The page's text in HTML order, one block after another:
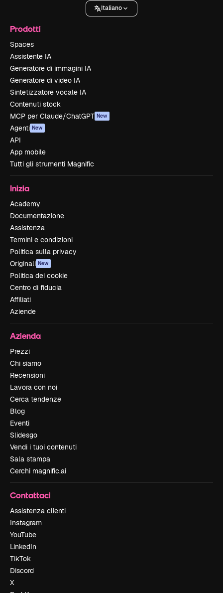
Italiano
Prodotti
Spaces
Assistente IA
Generatore di immagini IA
Generatore di video IA
Sintetizzatore vocale IA
Contenuti stock
MCP per Claude/ChatGPT New
Agenti New
API
App mobile
Tutti gli strumenti Magnific
Inizia
Academy
Documentazione
Assistenza
Termini e condizioni
Politica sulla privacy
Originali New
Politica dei cookie
Centro di fiducia
Affiliati
Aziende
Azienda
Prezzi
Chi siamo
Recensioni
Lavora con noi
Cerca tendenze
Blog
Eventi
Slidesgo
Vendi i tuoi contenuti
Sala stampa
Cerchi magnific.ai
Contattaci
Assistenza clienti
Instagram
YouTube
LinkedIn
TikTok
Discord
X